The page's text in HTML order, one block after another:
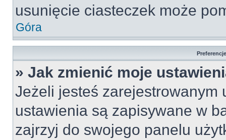
usunięcie ciasteczek może
Góra
» Jak zmienić moje
Jeżeli jesteś zarejestrowanym
ustawienia są zapisywane w
zajrzyj do swojego panelu